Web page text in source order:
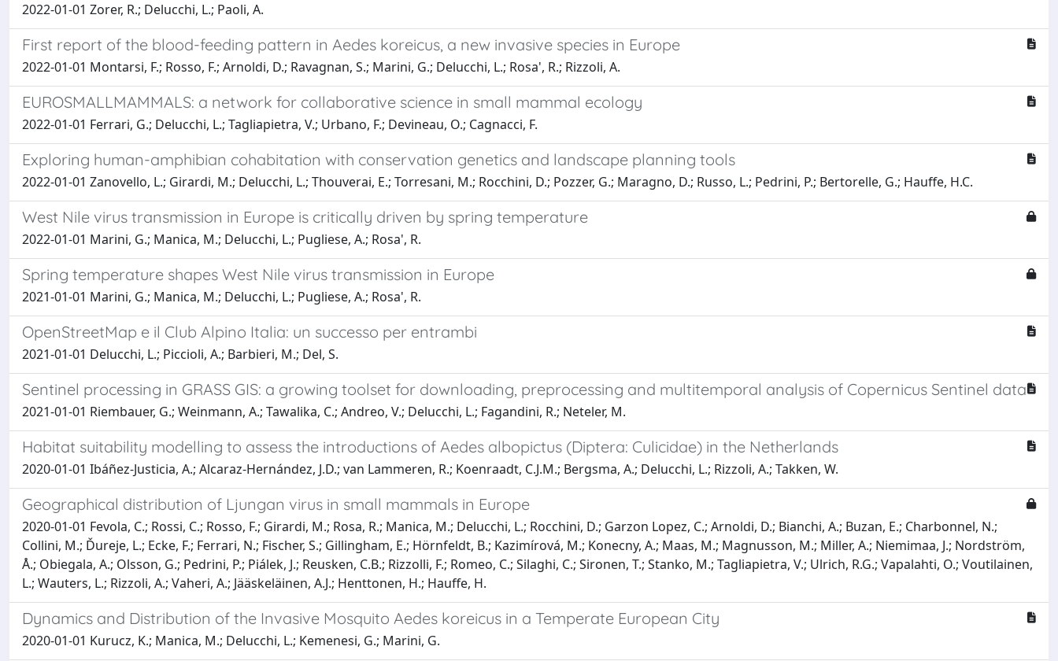
2022-01-01 Zorer, R.; Delucchi, L.; Paoli, A.
First report of the blood-feeding pattern in Aedes koreicus, a new invasive species in Europe
2022-01-01 Montarsi, F.; Rosso, F.; Arnoldi, D.; Ravagnan, S.; Marini, G.; Delucchi, L.; Rosa', R.; Rizzoli, A.
EUROSMALLMAMMALS: a network for collaborative science in small mammal ecology
2022-01-01 Ferrari, G.; Delucchi, L.; Tagliapietra, V.; Urbano, F.; Devineau, O.; Cagnacci, F.
Exploring human-amphibian cohabitation with conservation genetics and landscape planning tools
2022-01-01 Zanovello, L.; Girardi, M.; Delucchi, L.; Thouverai, E.; Torresani, M.; Rocchini, D.; Pozzer, G.; Maragno, D.; Russo, L.; Pedrini, P.; Bertorelle, G.; Hauffe, H.C.
West Nile virus transmission in Europe is critically driven by spring temperature
2022-01-01 Marini, G.; Manica, M.; Delucchi, L.; Pugliese, A.; Rosa', R.
Spring temperature shapes West Nile virus transmission in Europe
2021-01-01 Marini, G.; Manica, M.; Delucchi, L.; Pugliese, A.; Rosa', R.
OpenStreetMap e il Club Alpino Italia: un successo per entrambi
2021-01-01 Delucchi, L.; Piccioli, A.; Barbieri, M.; Del, S.
Sentinel processing in GRASS GIS: a growing toolset for downloading, preprocessing and multitemporal analysis of Copernicus Sentinel data
2021-01-01 Riembauer, G.; Weinmann, A.; Tawalika, C.; Andreo, V.; Delucchi, L.; Fagandini, R.; Neteler, M.
Habitat suitability modelling to assess the introductions of Aedes albopictus (Diptera: Culicidae) in the Netherlands
2020-01-01 Ibáñez-Justicia, A.; Alcaraz-Hernández, J.D.; van Lammeren, R.; Koenraadt, C.J.M.; Bergsma, A.; Delucchi, L.; Rizzoli, A.; Takken, W.
Geographical distribution of Ljungan virus in small mammals in Europe
2020-01-01 Fevola, C.; Rossi, C.; Rosso, F.; Girardi, M.; Rosa, R.; Manica, M.; Delucchi, L.; Rocchini, D.; Garzon Lopez, C.; Arnoldi, D.; Bianchi, A.; Buzan, E.; Charbonnel, N.;
Collini, M.; Ďureje, L.; Ecke, F.; Ferrari, N.; Fischer, S.; Gillingham, E.; Hörnfeldt, B.; Kazimírová, M.; Konecny, A.; Maas, M.; Magnusson, M.; Miller, A.; Niemimaa, J.; Nordström,
Å.; Obiegala, A.; Olsson, G.; Pedrini, P.; Piálek, J.; Reusken, C.B.; Rizzolli, F.; Romeo, C.; Silaghi, C.; Sironen, T.; Stanko, M.; Tagliapietra, V.; Ulrich, R.G.; Vapalahti, O.; Voutilainen,
L.; Wauters, L.; Rizzoli, A.; Vaheri, A.; Jääskeläinen, A.J.; Henttonen, H.; Hauffe, H.
Dynamics and Distribution of the Invasive Mosquito Aedes koreicus in a Temperate European City
2020-01-01 Kurucz, K.; Manica, M.; Delucchi, L.; Kemenesi, G.; Marini, G.